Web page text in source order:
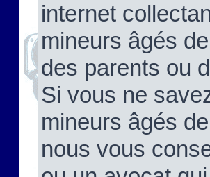
internet
mineurs âgés
des parents ou
Si vous ne
mineurs âgés
nous vous